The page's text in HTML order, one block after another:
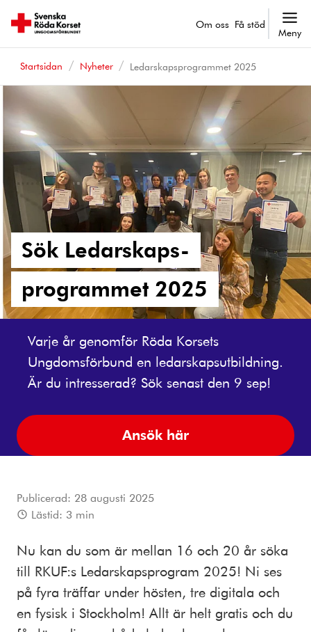
Om oss Få stöd
Meny
Startsidan Nyheter Ledarskapsprogrammet 2025
Sök Ledarskaps-
programmet 2025
Varje år genomför Röda Korsets
Ungdomsförbund en ledarskapsutbildning.
Är du intresserad? Sök senast den 9 sep!
Ansök här
Publicerad: 28 augusti 2025
Lästid: 3 min
Nu kan du som är mellan 16 och 20 år söka
till RKUF:s Ledarskapsprogram 2025! Ni ses
på fyra träffar under hösten, tre digitala och
en fysisk i Stockholm! Allt är helt gratis och du